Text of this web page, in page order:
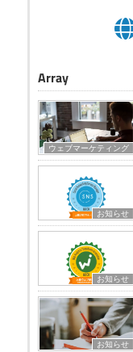
Array
ウェブマーケティング
お知らせ
お知らせ
お知らせ